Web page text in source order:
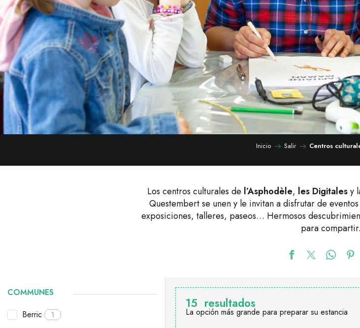
Inicio Salir Centros
Los centros culturales de l’Asphodèle, les Digitalesy
Questembert se unen y le invitan a disfrutar de
exposiciones, talleres, paseos… Hermosos
para compartir.
COMMUNES
Berric
1
15 resultados
La opción más grande para preparar su estancia